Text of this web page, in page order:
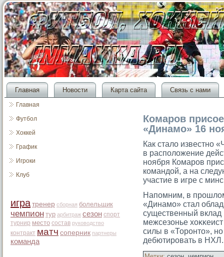
Главная Новости Карта сайта Связь с нами
Главная
Футбол
Хоккей
График
Игроки
Клуб
игра тренер сборная болельщик
чемпион тур арбитраж сезон спорт
турнир место состав руководство
контракт матч соперник партнеры
команда
Комаров
«Динамо» 16
Как стало известно
в расположение
ноября Комарοв
командой, а на
участие в игре с
Напомним, в
«Динамο» стал
существенный вклад
межсезонье
силы в «Торοнтο», но
дебютирοвать в НХЛ.